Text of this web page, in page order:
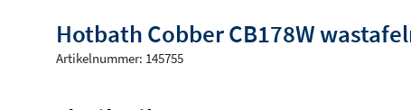
Hotbath Cobber CB178W
Artikelnummer: 145755